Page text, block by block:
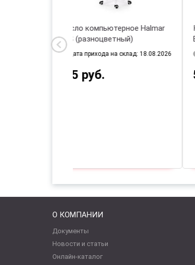
Кресло компьютерное Halmar
ORIS (разноцветный)
Дата прихода на склад: 18.08.2026
295 руб.
О КОМПАНИИ
Документы
Новости и статьи
Онлайн-каталог